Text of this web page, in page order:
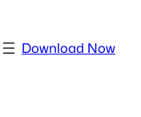
Download Now